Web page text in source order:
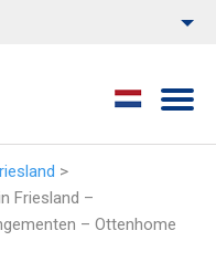
>
Friesland –
– Ottenhome